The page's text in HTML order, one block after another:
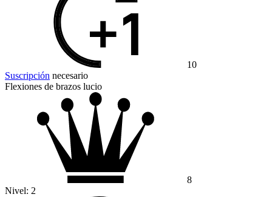
10
Suscripción necesario
Flexiones de brazos lucio
8
Nivel: 2